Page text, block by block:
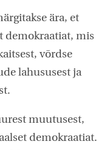
ära, et
demokraatiat, mis
võrdse
lahususest ja
muutusest,
demokraatiat.